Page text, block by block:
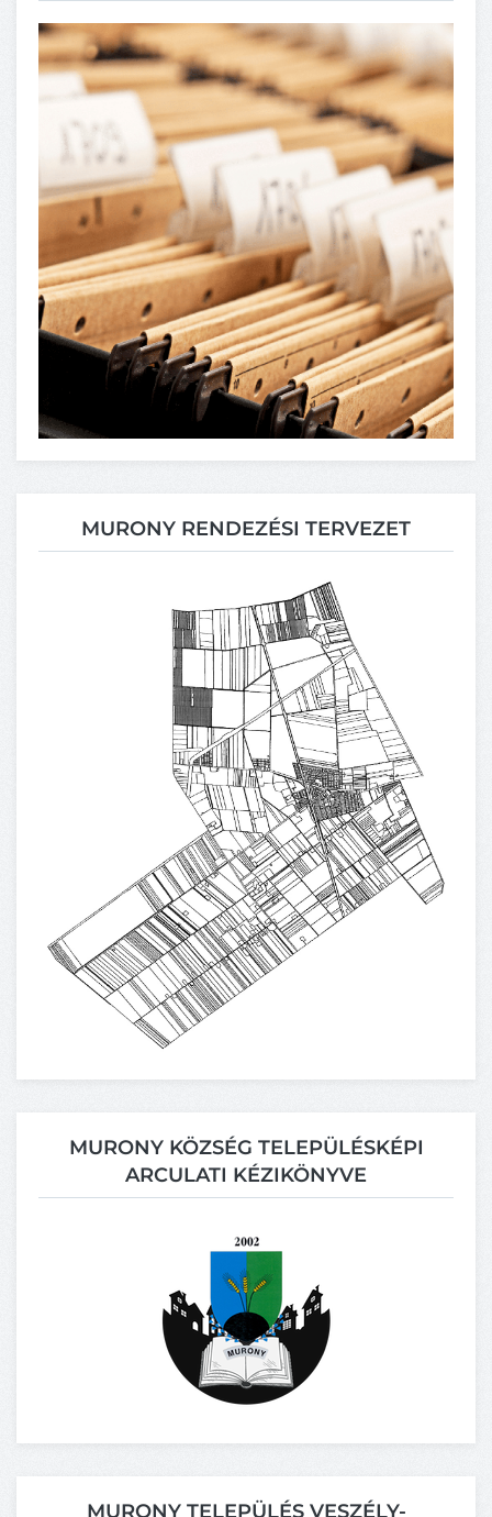
MURONY RENDEZÉSI TERVEZET
MURONY KÖZSÉG TELEPÜLÉSKÉPI
ARCULATI KÉZIKÖNYVE
MURONY TELEPÜLÉS VESZÉLY-